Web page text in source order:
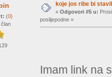
(0)
član
koje jos ribe bi
« Odgovori #5 u:
poslijepodne »
Imam link na